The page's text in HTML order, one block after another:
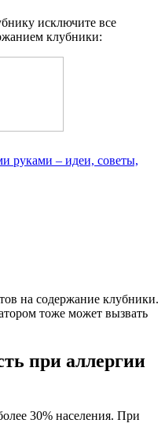
исключите все
клубники:
руками – идеи, советы,
на содержание клубники.
тоже может вызвать
при аллергии
30% населения. При